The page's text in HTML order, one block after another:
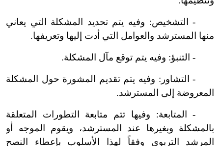
-التشخيص: وفيه يتم تحديد المشكلة التي يعاني
منها المسترشد والعوامل التي أدت إليها وتعريفها.
-التنبؤ: وفيه يتم توقع مآل المشكلة.
-التشاور: وفيه يتم تقديم المشورة حول المشكلة
المعروضة إلى المسترشد.
-المتابعة: وفيها تتم متابعة التطورات المتعلقة
بالمشكلة وبغيرها عند المسترشد، ويقوم الموجه أو
المرشد التربوي وفقاً لهذا الأسلوب بإعطاء النصح